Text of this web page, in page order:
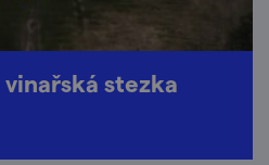
stezka